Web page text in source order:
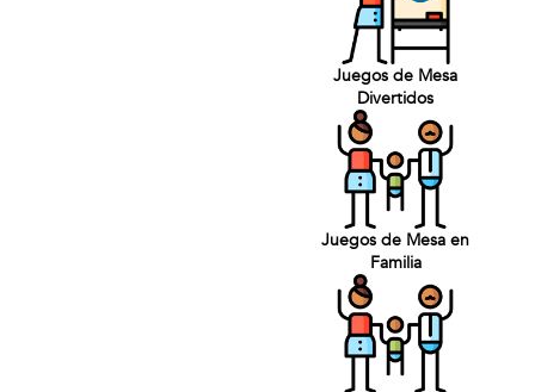
Juegos de Mesa
Divertidos
Juegos de Mesa en
Familia